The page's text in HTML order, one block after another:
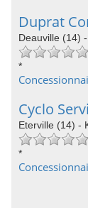
Duprat
Deauville (14)
*
Cyclo
Eterville (14) -
*